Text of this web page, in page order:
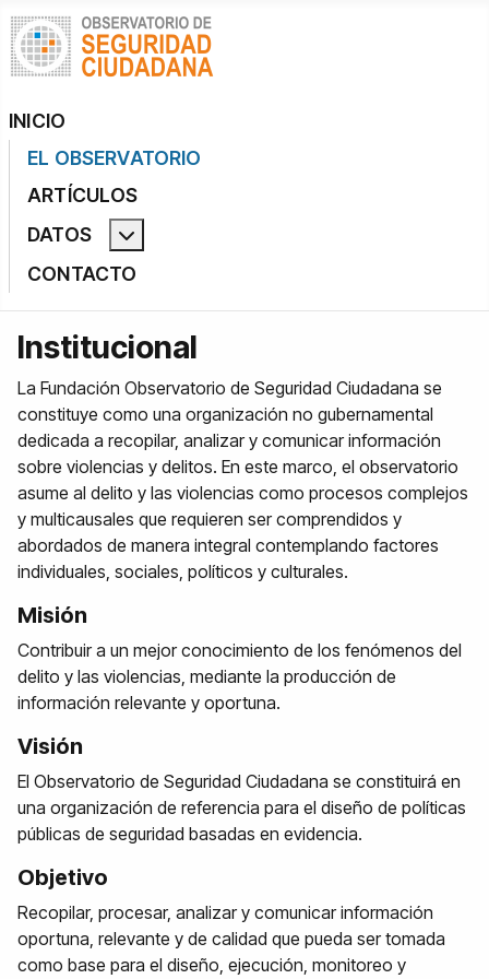
INICIO
EL OBSERVATORIO
ARTÍCULOS
DATOS
Más acerca de: Datos
CONTACTO
Institucional
La Fundación Observatorio de Seguridad Ciudadana se
constituye como una organización no gubernamental
dedicada a recopilar, analizar y comunicar información
sobre violencias y delitos. En este marco, el observatorio
asume al delito y las violencias como procesos complejos
y multicausales que requieren ser comprendidos y
abordados de manera integral contemplando factores
individuales, sociales, políticos y culturales.
Misión
Contribuir a un mejor conocimiento de los fenómenos del
delito y las violencias, mediante la producción de
información relevante y oportuna.
Visión
El Observatorio de Seguridad Ciudadana se constituirá en
una organización de referencia para el diseño de políticas
públicas de seguridad basadas en evidencia.
Objetivo
Recopilar, procesar, analizar y comunicar información
oportuna, relevante y de calidad que pueda ser tomada
como base para el diseño, ejecución, monitoreo y